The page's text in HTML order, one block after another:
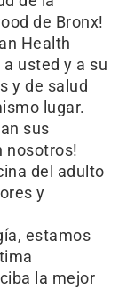
de Bronx!
Health
usted y a su
y de salud
lugar.
sus
nosotros!
del adulto
y
estamos
la mejor